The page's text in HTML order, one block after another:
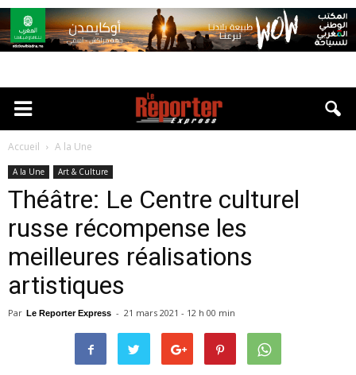
Accueil A la Une
A la Une Art & Culture
Théâtre: Le Centre culturel
russe récompense les
meilleures réalisations
artistiques
Par Le Reporter Express - 21 mars 2021 - 12 h 00 min